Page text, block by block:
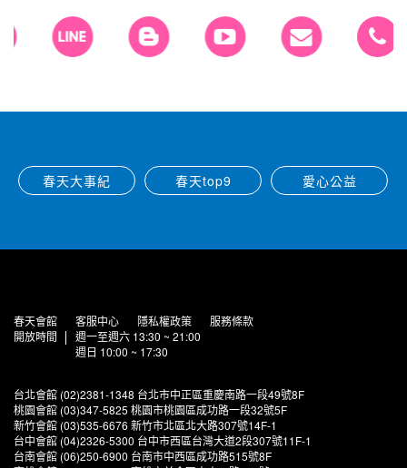
春天大事紀 春天top9 愛心公益
春天會館 客服中心 隱私權政策
服務條款
開放時間
週一至週六 13:30 ~ 21:00
週日 10:00 ~ 17:30
台北會館 (02)2381-1348 台北市中正區重慶南路一段49號8F
桃園會館 (03)347-5825 桃園市桃園區成功路一段32號5F
新竹會館 (03)535-6676 新竹市北區北大路307號14F-1
台中會館 (04)2326-5300 台中市西區台灣大道2段307號11F-1
台南會館 (06)250-6900 台南市中西區成功路515號8F